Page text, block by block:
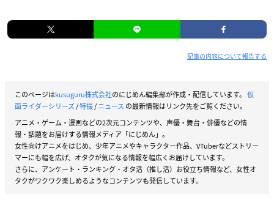
記事の内容について報告する
このページはkusuguru株式会社のにじめん編集部が作成・配信しています。 仮
面ライダーシリーズ/特撮/ニュース の最新情報はリンク先をご覧ください。
アニメ・ゲーム・漫画などの2次元コンテンツや、声優・舞台・俳優などの情
報・話題をお届けする情報メディア「にじめん」。
女性向けアニメをはじめ、少年アニメやキャラクター作品、VTuberなどストリー
マーにも幅を広げ、オタクが気になる情報を幅広くお届けしています。
さらに、アンケート・ランキング・オタ活（推し活）お役立ち情報など、女性オ
タクがワクワク楽しめるようなコンテンツも発信しています。